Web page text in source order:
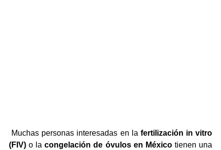
Muchas personas interesadas en la fertilización in vitro
(FIV) o la congelación de óvulos en México tienen una